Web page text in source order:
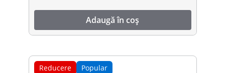
Adaugă în coș
Reducere Popular